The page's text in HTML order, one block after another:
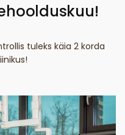
tuleks käia 2 korda